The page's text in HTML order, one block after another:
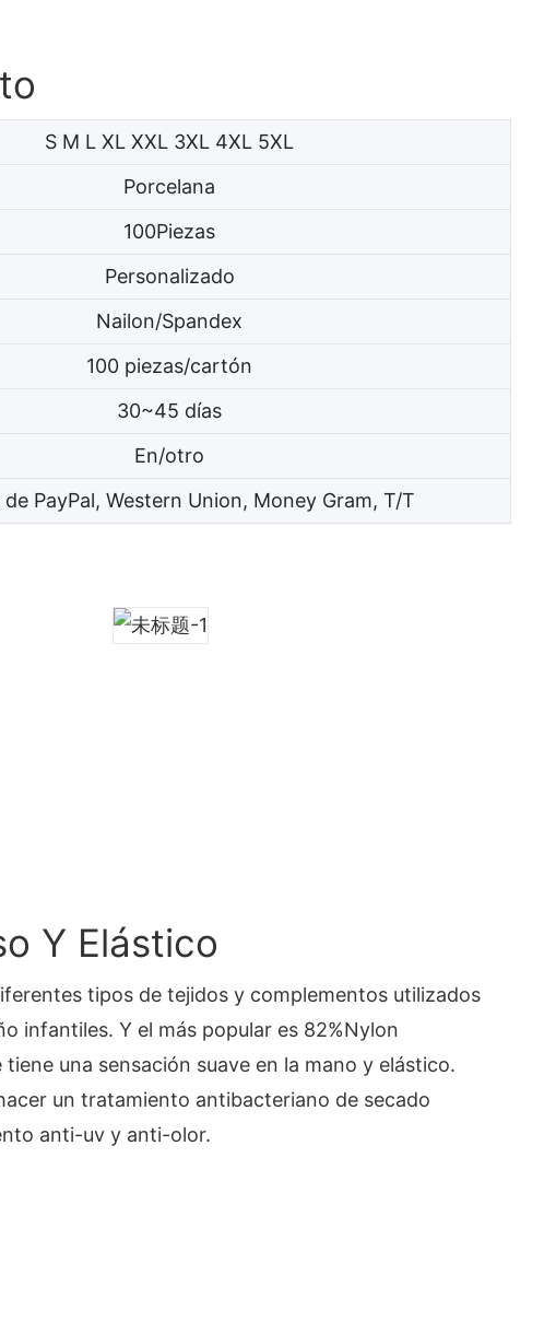
S M L XL XXL 3XL 4XL 5XL
Porcelana
100Piezas
Personalizado
Nailon/Spandex
100 piezas/cartón
30~45 días
En/otro
PayPal, Western Union, Money Gram, T/T
Y Elástico
tipos de tejidos y complementos utilizados
infantiles. Y el más popular es 82%Nylon
tiene una sensación suave en la mano y elástico.
un tratamiento antibacteriano de secado
anti-uv y anti-olor.